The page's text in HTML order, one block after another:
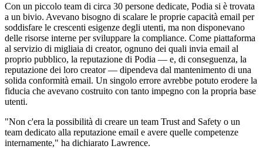
Con un piccolo team di circa 30 persone dedicate, Podia si è trovata
a un bivio. Avevano bisogno di scalare le proprie capacità email per
soddisfare le crescenti esigenze degli utenti, ma non disponevano
delle risorse interne per sviluppare la compliance. Come piattaforma
al servizio di migliaia di creator, ognuno dei quali invia email al
proprio pubblico, la reputazione di Podia — e, di conseguenza, la
reputazione dei loro creator — dipendeva dal mantenimento di una
solida conformità email. Un singolo errore avrebbe potuto erodere la
fiducia che avevano costruito con tanto impegno con la propria base
utenti.
"Non c'era la possibilità di creare un team Trust and Safety o un
team dedicato alla reputazione email e avere quelle competenze
internamente," ha dichiarato Lawrence.